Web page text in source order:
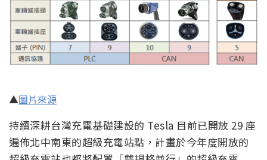
▲圖片來源
持續深耕台灣充電基礎建設的 Tesla 目前已開放 29 座
遍佈北中南東的超級充電站點，計畫於今年度開放的